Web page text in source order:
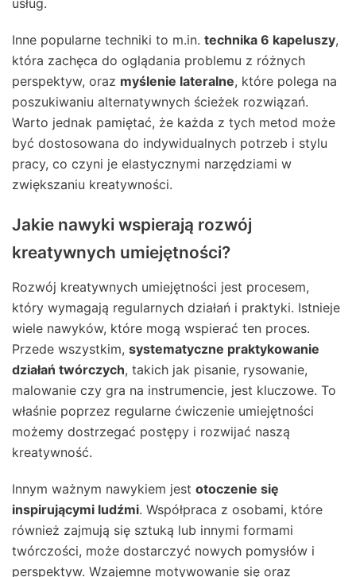
usług.
Inne popularne techniki to m.in. technika 6 kapeluszy,
która zachęca do oglądania problemu z różnych
perspektyw, oraz myślenie lateralne, które polega na
poszukiwaniu alternatywnych ścieżek rozwiązań.
Warto jednak pamiętać, że każda z tych metod może
być dostosowana do indywidualnych potrzeb i stylu
pracy, co czyni je elastycznymi narzędziami w
zwiększaniu kreatywności.
Jakie nawyki wspierają rozwój
kreatywnych umiejętności?
Rozwój kreatywnych umiejętności jest procesem,
który wymagają regularnych działań i praktyki. Istnieje
wiele nawyków, które mogą wspierać ten proces.
Przede wszystkim, systematyczne praktykowanie
działań twórczych, takich jak pisanie, rysowanie,
malowanie czy gra na instrumencie, jest kluczowe. To
właśnie poprzez regularne ćwiczenie umiejętności
możemy dostrzegać postępy i rozwijać naszą
kreatywność.
Innym ważnym nawykiem jest otoczenie się
inspirującymi ludźmi. Współpraca z osobami, które
również zajmują się sztuką lub innymi formami
twórczości, może dostarczyć nowych pomysłów i
perspektyw. Wzajemne motywowanie się oraz